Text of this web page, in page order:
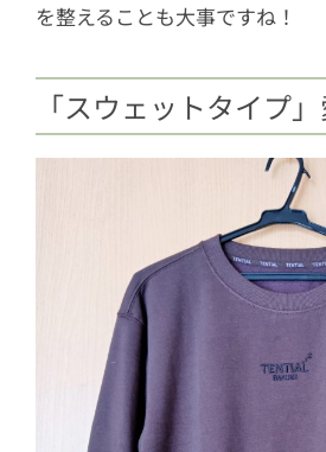
を整えることも大事ですね！
「スウェットタイプ